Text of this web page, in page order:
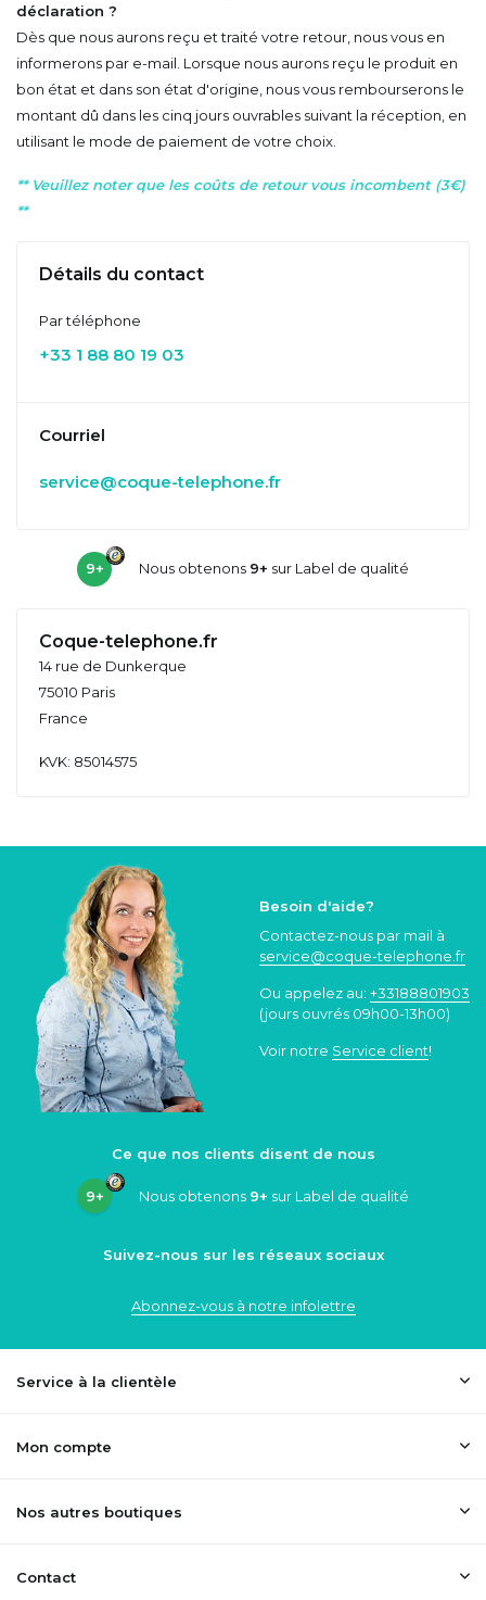
déclaration ?
Dès que nous aurons reçu et traité votre retour, nous vous en
informerons par e-mail. Lorsque nous aurons reçu le produit en
bon état et dans son état d'origine, nous vous rembourserons le
montant dû dans les cinq jours ouvrables suivant la réception, en
utilisant le mode de paiement de votre choix.
** Veuillez noter que les coûts de retour vous incombent (3€)
**
Détails du contact
Par téléphone
+33 1 88 80 19 03
Courriel
service@coque-telephone.fr
9+ Nous obtenons 9+ sur Label de qualité
Coque-telephone.fr
14 rue de Dunkerque
75010 Paris
France
KVK: 85014575
Besoin d'aide?
Contactez-nous par mail à
service@coque-telephone.fr
Ou appelez au: +33188801903
(jours ouvrés 09h00-13h00)
Voir notre Service client!
Ce que nos clients disent de nous
9+ Nous obtenons 9+ sur Label de qualité
Suivez-nous sur les réseaux sociaux
Abonnez-vous à notre infolettre
Service à la clientèle
Mon compte
Nos autres boutiques
Contact